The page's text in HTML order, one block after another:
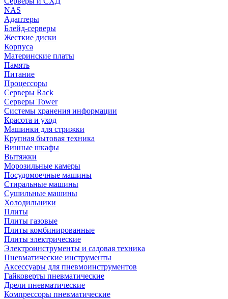
NAS
Адаптеры
Блейд-серверы
Жесткие диски
Корпуса
Материнские платы
Память
Питание
Процессоры
Серверы Rack
Серверы Tower
Системы хранения информации
Красота и уход
Машинки для стрижки
Крупная бытовая техника
Винные шкафы
Вытяжки
Морозильные камеры
Посудомоечные машины
Стиральные машины
Сушильные машины
Холодильники
Плиты
Плиты газовые
Плиты комбинированные
Плиты электрические
Электроинструменты и садовая техника
Пневматические инструменты
Аксессуары для пневмоинструментов
Гайковерты пневматические
Дрели пневматические
Компрессоры пневматические